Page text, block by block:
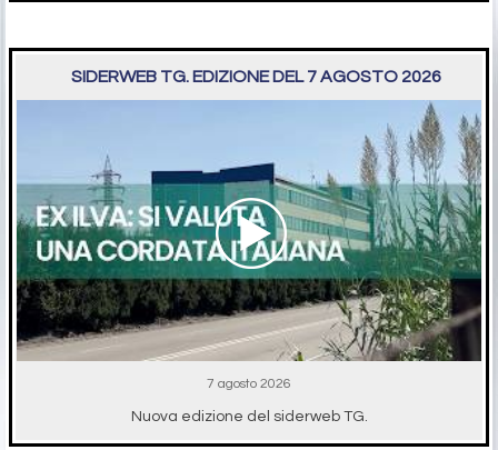
SIDERWEB TG. EDIZIONE DEL 7 AGOSTO 2026
7 agosto 2026
Nuova edizione del siderweb TG.